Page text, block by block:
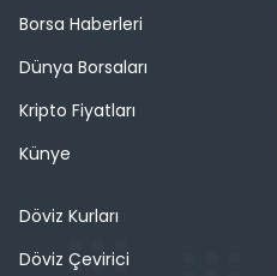
Borsa Haberleri
Dünya Borsaları
Kripto Fiyatları
Künye
Döviz Kurları
Döviz Çevirici